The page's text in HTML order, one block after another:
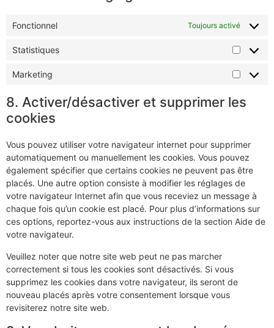
Fonctionnel Toujours activé
Statistiques
Marketing
8. Activer/désactiver et supprimer les
cookies
Vous pouvez utiliser votre navigateur internet pour supprimer
automatiquement ou manuellement les cookies. Vous pouvez
également spécifier que certains cookies ne peuvent pas être
placés. Une autre option consiste à modifier les réglages de
votre navigateur Internet afin que vous receviez un message à
chaque fois qu’un cookie est placé. Pour plus d’informations sur
ces options, reportez-vous aux instructions de la section Aide de
votre navigateur.
Veuillez noter que notre site web peut ne pas marcher
correctement si tous les cookies sont désactivés. Si vous
supprimez les cookies dans votre navigateur, ils seront de
nouveau placés après votre consentement lorsque vous
revisiterez notre site web.